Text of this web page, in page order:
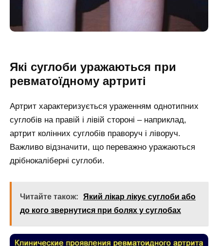
Які суглоби уражаються при
ревматоїдному артриті
Артрит характеризується ураженням однотипних
суглобів на правій і лівій стороні – наприклад,
артрит колінних суглобів праворуч і ліворуч.
Важливо відзначити, що переважно уражаються
дрібнокаліберні суглоби.
Читайте також:
Який лікар лікує суглоби або
до кого звернутися при болях у суглобах